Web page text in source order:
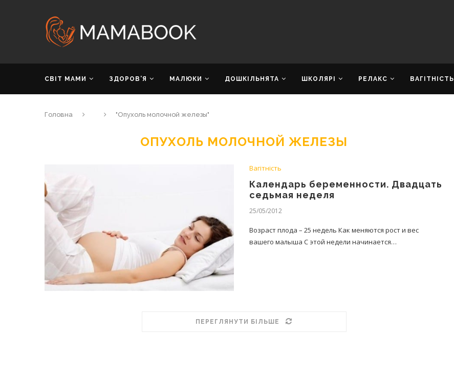
СВІТ МАМИ ЗДОРОВ’Я МАЛЮКИ ДОШКІЛЬНЯТА ШКОЛЯРІ РЕЛАКС ВАГІТНІСТЬ
Головна "Опухоль молочной железы"
ОПУХОЛЬ МОЛОЧНОЙ ЖЕЛЕЗЫ
Вагітність
Календарь беременности. Двадцать
седьмая неделя
25/05/2012
Возраст плода – 25 недель Как меняются рост и вес
вашего малыша С этой недели начинается…
ПЕРЕГЛЯНУТИ БІЛЬШЕ